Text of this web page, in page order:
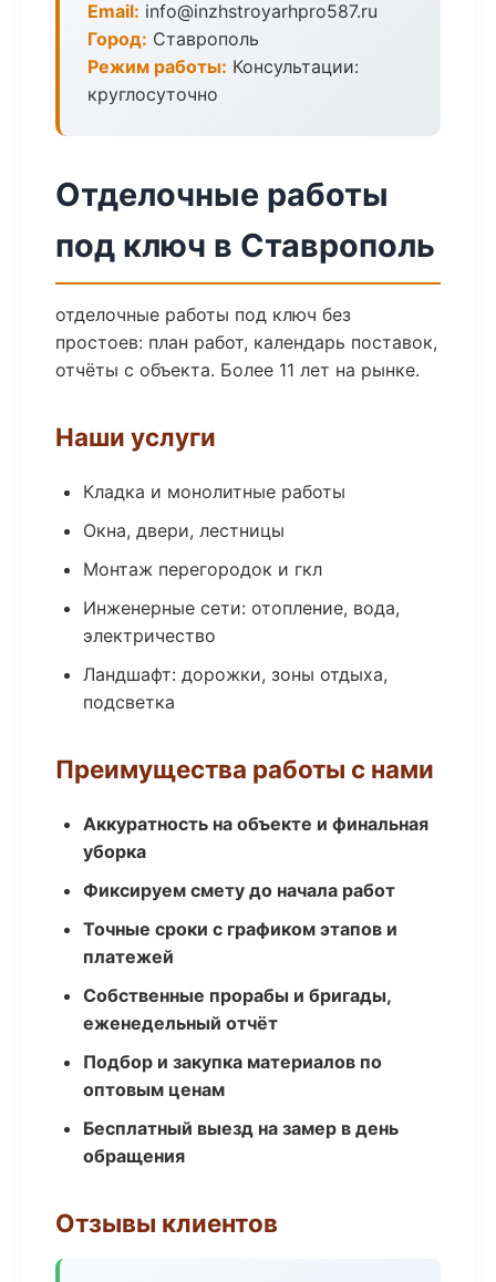
Email: info@inzhstroyarhpro587.ru
Город: Ставрополь
Режим работы: Консультации:
круглосуточно
Отделочные работы
под ключ в Ставрополь
отделочные работы под ключ без
простоев: план работ, календарь поставок,
отчёты с объекта. Более 11 лет на рынке.
Наши услуги
Кладка и монолитные работы
Окна, двери, лестницы
Монтаж перегородок и гкл
Инженерные сети: отопление, вода,
электричество
Ландшафт: дорожки, зоны отдыха,
подсветка
Преимущества работы с нами
Аккуратность на объекте и финальная
уборка
Фиксируем смету до начала работ
Точные сроки с графиком этапов и
платежей
Собственные прорабы и бригады,
еженедельный отчёт
Подбор и закупка материалов по
оптовым ценам
Бесплатный выезд на замер в день
обращения
Отзывы клиентов